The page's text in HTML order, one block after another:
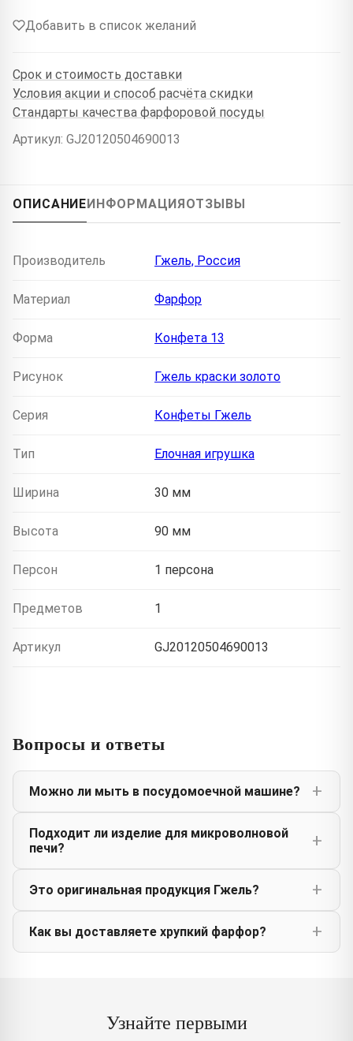
Добавить в список желаний
Срок и стоимость доставки
Условия акции и способ расчёта скидки
Стандарты качества фарфоровой посуды
Артикул: GJ20120504690013
ОПИСАНИЕИНФОРМАЦИЯОТЗЫВЫ
Производитель Гжель, Россия
Материал Фарфор
Форма Конфета 13
Рисунок Гжель краски золото
Серия Конфеты Гжель
Тип Елочная игрушка
Ширина 30 мм
Высота 90 мм
Персон 1 персона
Предметов 1
Артикул GJ20120504690013
Вопросы и ответы
Можно ли мыть в посудомоечной машине?
Подходит ли изделие для микроволновой
печи?
Это оригинальная продукция Гжель?
Как вы доставляете хрупкий фарфор?
Узнайте первыми